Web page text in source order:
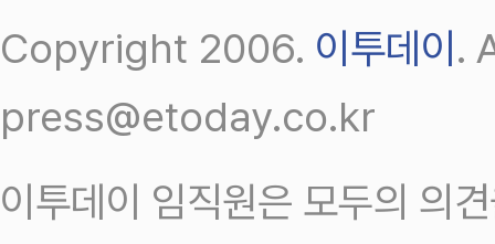
Copyright 2006. 이투데이.
press@etoday.co.kr
이투데이 임직원은 모두의 의